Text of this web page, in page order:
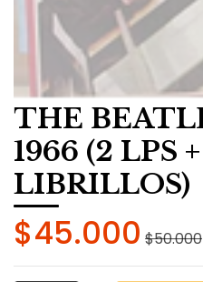
THE
1966 (2 LPS
LIBRILLOS)
$45.000 $50.000